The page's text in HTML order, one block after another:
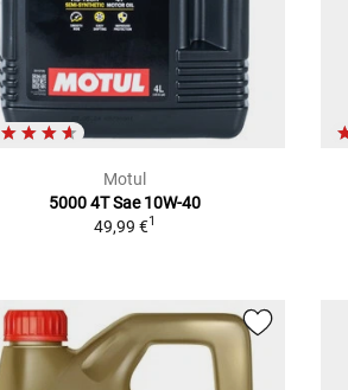
Motul
5000 4T Sae 10W-40
49,99 €1